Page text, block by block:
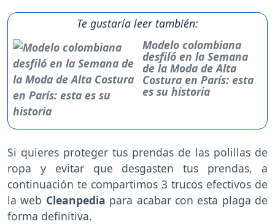
Te gustaría leer también:
Modelo colombiana
desfiló en la Semana
de la Moda de Alta
Costura en París: esta
es su historia
Si quieres proteger tus prendas de las polillas de
ropa y evitar que desgasten tus prendas, a
continuación te compartimos 3 trucos efectivos de
la web Cleanpedia para acabar con esta plaga de
forma definitiva.